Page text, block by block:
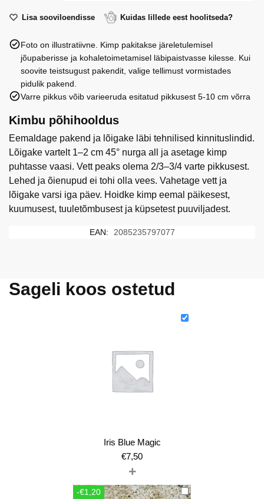
kogusLisa sooviloendisse Kuidas lillede eest hoolitseda?
Foto on illustratiivne. Kimp pakitakse järeletulemisel
jõupaberisse ja kohaletoimetamisel läbipaistvasse kilesse. Kui
soovite teistsugust pakendit, valige tellimust vormistades
pidulik pakend.
Varre pikkus võib varieeruda esitatud pikkusest 5-10 cm võrra
Kimbu põhihooldus
Eemaldage pakend ja lõigake läbi tehnilised kinnituslindid.
Lõigake vartelt 1–2 cm 45° nurga all ja asetage kimp
puhtasse vaasi. Vett peaks olema 2/3–3/4 varte pikkusest.
Lehed ja õienupud ei tohi olla vees. Vahetage vett ja
lõigake varsi iga päev. Hoidke kimp eemal päikesest,
kuumusest, tuuletõmbusest ja küpsetest puuviljadest.
EAN: 2085235797077
Sageli koos ostetud
Iris Blue Magic
€7,50
+
-€1,20